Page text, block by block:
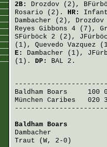
2B: Drozdov (2),
Rosario (2). HR:
Dambacher (2), Drozdov
Reyes Gibbons 4 (7),
SFürböck 2 (2),
(1), Quevedo Vazquez
E: Dambacher (1),
(1). DP:
BAL 2.
Baldham Boars
100
München Caribes
020
Baldham Boars
Dambacher
Traut (W, 2-0)